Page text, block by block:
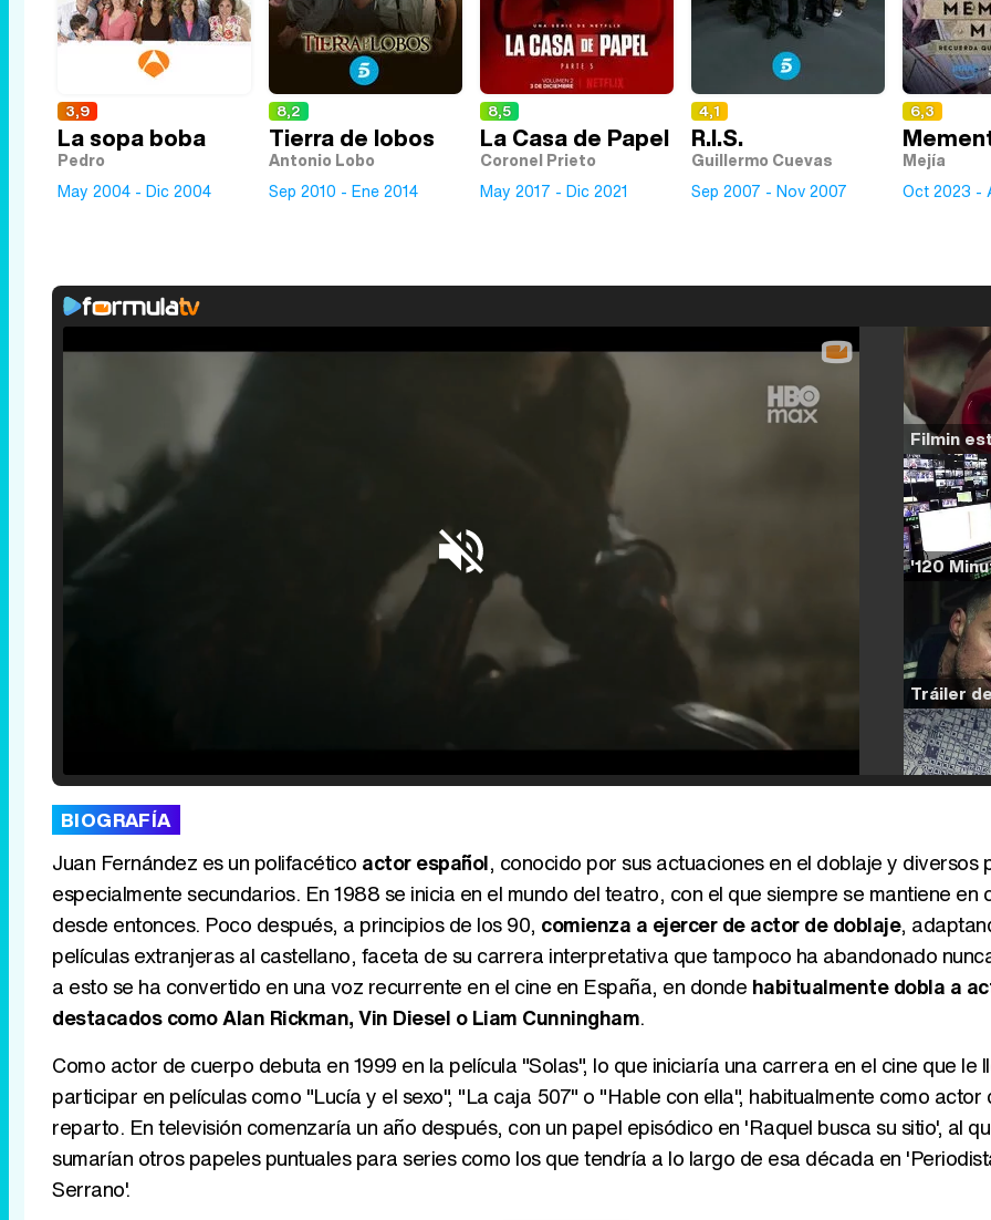
3,9
La sopa boba
Pedro
May 2004 - Dic 2004
8,2
Tierra de lobos
Antonio Lobo
Sep 2010 - Ene 2014
8,5
La Casa de Papel
Coronel Prieto
May 2017 - Dic 2021
4,1
R.I.S.
Guillermo Cuevas
Sep 2007 - Nov 2007
6,3
Mejía
Oct 2023 -
BIOGRAFÍA
Juan Fernández es un polifacético actor español, conocido por sus actuaciones en el doblaje y diversos
especialmente secundarios. En 1988 se inicia en el mundo del teatro, con el que siempre se mantiene en
desde entonces. Poco después, a principios de los 90, comienza a ejercer de actor de doblaje,
películas extranjeras al castellano, faceta de su carrera interpretativa que tampoco ha abandonado
a esto se ha convertido en una voz recurrente en el cine en España, en donde habitualmente dobla a
destacados como Alan Rickman, Vin Diesel o Liam Cunningham.
Como actor de cuerpo debuta en 1999 en la película "Solas", lo que iniciaría una carrera en el cine que le
participar en películas como "Lucía y el sexo", "La caja 507" o "Hable con ella", habitualmente como actor
reparto. En televisión comenzaría un año después, con un papel episódico en 'Raquel busca su sitio', al
sumarían otros papeles puntuales para series como los que tendría a lo largo de esa década en
Serrano'.